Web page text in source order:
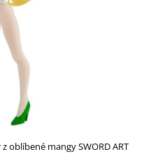
oblíbené mangy SWORD ART